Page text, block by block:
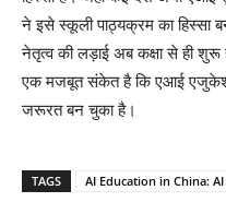
ने इसे स्कूली पाठ्यक्रम का हिस्सा
नेतृत्व की लड़ाई अब कक्षा से ही
एक मजबूत संकेत है कि एआई
जरूरत बन चुका है।
TAGS AI Education in China: